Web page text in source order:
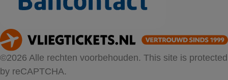
©2026 Alle rechten voorbehouden. This site is protected
by reCAPTCHA.